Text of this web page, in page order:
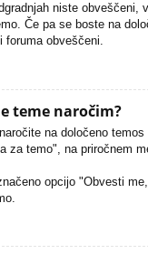
niste obveščeni,
Če pa se boste na
foruma obveščeni.
teme naročim?
na določeno
za temo", na priročnem
opcijo "Obvesti